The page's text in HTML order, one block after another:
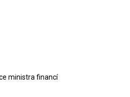
ministra financí